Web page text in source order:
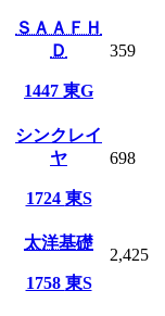
ＳＡＡＦＨ
Ｄ
1447 東G
359
シンクレイ
ヤ
1724 東S
698
太洋基礎
1758 東S
2,425